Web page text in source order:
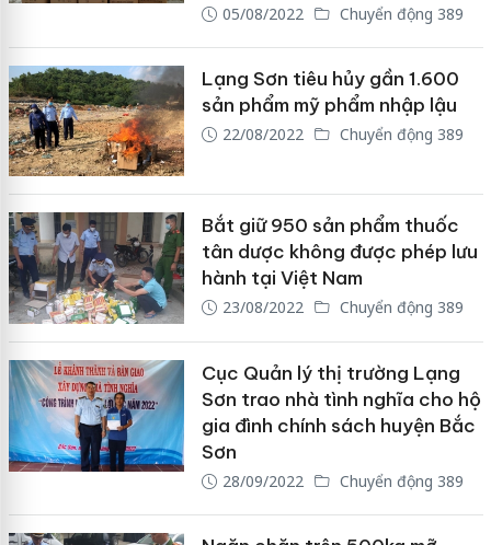
05/08/2022 Chuyển động 389
Lạng Sơn tiêu hủy gần 1.600
sản phẩm mỹ phẩm nhập lậu
22/08/2022 Chuyển động 389
Bắt giữ 950 sản phẩm thuốc
tân dược không được phép lưu
hành tại Việt Nam
23/08/2022 Chuyển động 389
Cục Quản lý thị trường Lạng
Sơn trao nhà tình nghĩa cho hộ
gia đình chính sách huyện Bắc
Sơn
28/09/2022 Chuyển động 389